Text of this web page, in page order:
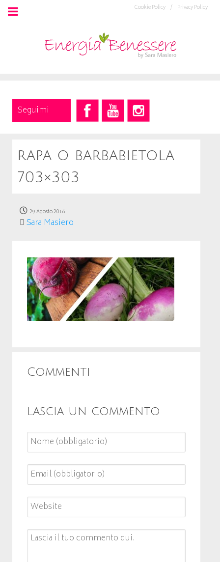
Privacy Policy
Cookie Policy /
Seguimi
rapa o barbabietola
703×303
29 Agosto 2016
Sara Masiero
Commenti
Lascia un commento